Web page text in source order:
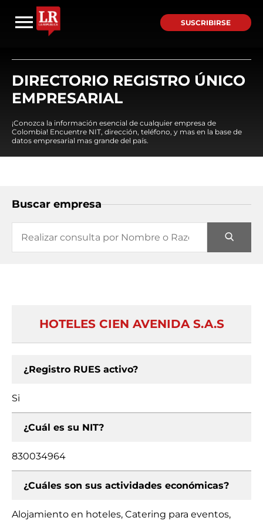
SUSCRIBIRSE
DIRECTORIO REGISTRO ÚNICO
EMPRESARIAL
¡Conozca la información esencial de cualquier empresa de
Colombia! Encuentre NIT, dirección, teléfono, y mas en la base de
datos empresarial mas grande del país.
Buscar empresa
HOTELES CIEN AVENIDA S.A.S
¿Registro RUES activo?
Si
¿Cuál es su NIT?
830034964
¿Cuáles son sus actividades económicas?
Alojamiento en hoteles, Catering para eventos,